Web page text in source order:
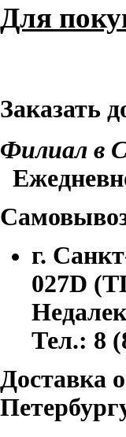
Для
Заказать
Филиал в
г.
027D
Тел.: 8
Доставка